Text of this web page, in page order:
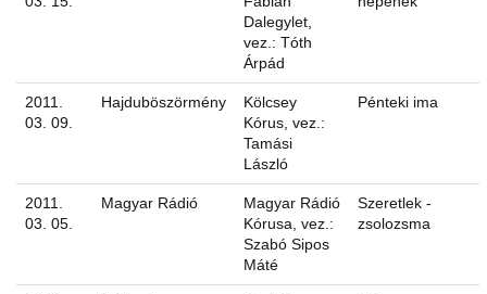
Dalegylet,
vez.: Tóth
Árpád
2011.
03. 09.
Hajduböszörmény
Kölcsey
Kórus, vez.:
Tamási
László
Pénteki ima
2011.
03. 05.
Magyar Rádió
Magyar Rádió
Kórusa, vez.:
Szabó Sipos
Máté
Szeretlek -
zsolozsma